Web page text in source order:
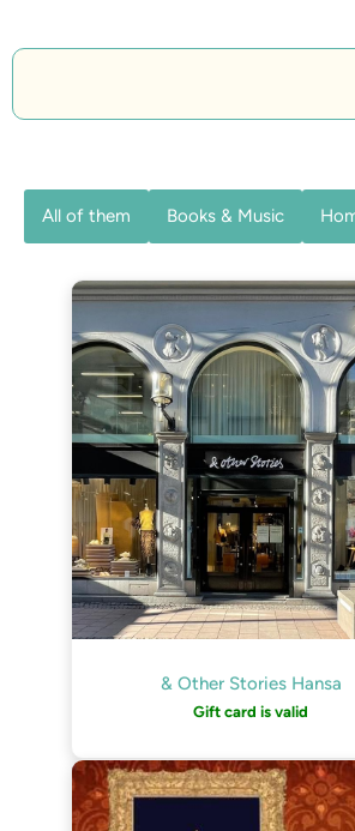
All of them Books & Music
& Other Stories Hansa
Gift card is valid